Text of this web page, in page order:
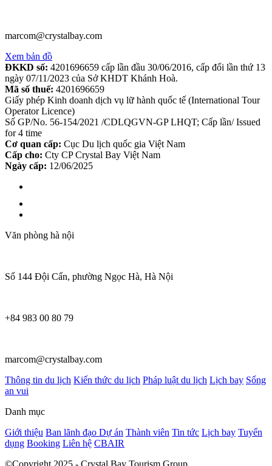
marcom@crystalbay.com
Xem bản đồ
ĐKKD số: 4201696659 cấp lần đầu 30/06/2016, cấp đổi lần thứ 13
ngày 07/11/2023 của Sở KHDT Khánh Hoà.
Mã số thuế: 4201696659
Giấy phép Kinh doanh dịch vụ lữ hành quốc tế (International Tour
Operator Licence)
Số GP/No. 56-154/2021 /CDLQGVN-GP LHQT; Cấp lần/ Issued
for 4 time
Cơ quan cấp: Cục Du lịch quốc gia Việt Nam
Cấp cho: Cty CP Crystal Bay Việt Nam
Ngày cấp: 12/06/2025
Văn phòng hà nội
Số 144 Đội Cấn, phường Ngọc Hà, Hà Nội
+84 983 00 80 79
marcom@crystalbay.com
Thông tin du lịch Kiến thức du lịch Pháp luật du lịch Lịch bay Sống
an vui
Danh mục
Giới thiệu Ban lãnh đạo Dự án Thành viên Tin tức Lịch bay Tuyển
dụng Booking Liên hệ CBAIR
©Copyright 2025 - Crystal Bay Tourism Group